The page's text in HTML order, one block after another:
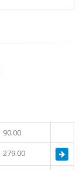
90.00
279.00